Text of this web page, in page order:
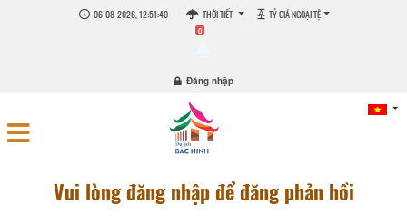
06-08-2026, 12:51:40 THỜI TIẾT TỶ GIÁ NGOẠI TỆ
0
Đăng nhập
Vui lòng đăng nhập để đăng phản hồi